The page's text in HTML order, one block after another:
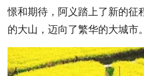
憬和期待，阿义踏上了新的征
的大山，迈向了繁华的大城市。